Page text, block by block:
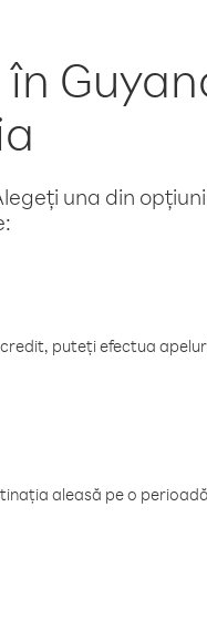
una din
puteți efectua
aleasă pe o